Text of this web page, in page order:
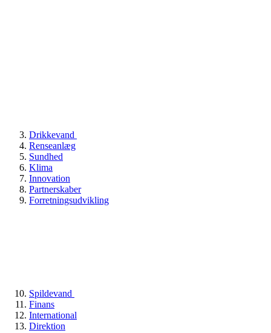
Drikkevand
Renseanlæg
Sundhed
Klima
Innovation
Partnerskaber
Forretningsudvikling
Spildevand
Finans
International
Direktion